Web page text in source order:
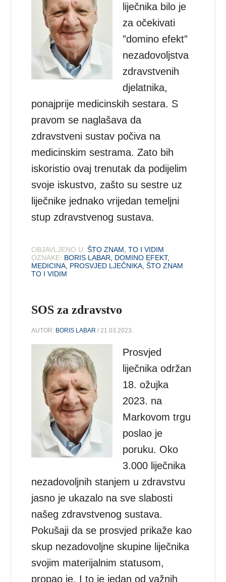
liječnika bilo je
za očekivati
”domino efekt”
nezadovoljstva
zdravstvenih
djelatnika,
ponajprije medicinskih sestara. S
pravom se naglašava da
zdravstveni sustav počiva na
medicinskim sestrama. Zato bih
iskoristio ovaj trenutak da podijelim
svoje iskustvo, zašto su sestre uz
liječnike jednako vrijedan temeljni
stup zdravstvenog sustava.
OBJAVLJENO U: ŠTO ZNAM, TO I VIDIM
OZNAKE: BORIS LABAR DOMINO EFEKT,
MEDICINA PROSVJED LJEČNIKA ,ŠTO ZNAM
TO I VIDIM
SOS za zdravstvo
AUTOR: BORIS LABAR / 21.03.2023.
Prosvjed
liječnika održan
18. ožujka
2023. na
Markovom trgu
poslao je
poruku. Oko
3.000 liječnika
nezadovoljnih stanjem u zdravstvu
jasno je ukazalo na sve slabosti
našeg zdravstvenog sustava.
Pokušaji da se prosvjed prikaže kao
skup nezadovoljne skupine liječnika
svojim materijalnim statusom,
propao je. I to je jedan od važnih